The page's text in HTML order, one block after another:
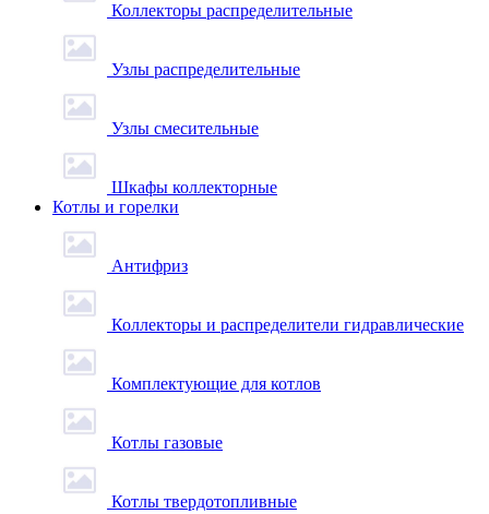
Коллекторы распределительные
Узлы распределительные
Узлы смесительные
Шкафы коллекторные
Котлы и горелки
Антифриз
Коллекторы и распределители гидравлические
Комплектующие для котлов
Котлы газовые
Котлы твердотопливные